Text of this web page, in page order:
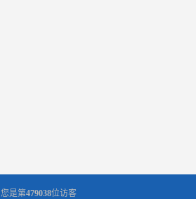
您是第479038位访客